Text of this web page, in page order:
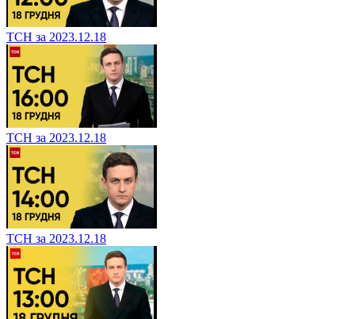
ТСН за 2023.12.18
ТСН за 2023.12.18
ТСН за 2023.12.18